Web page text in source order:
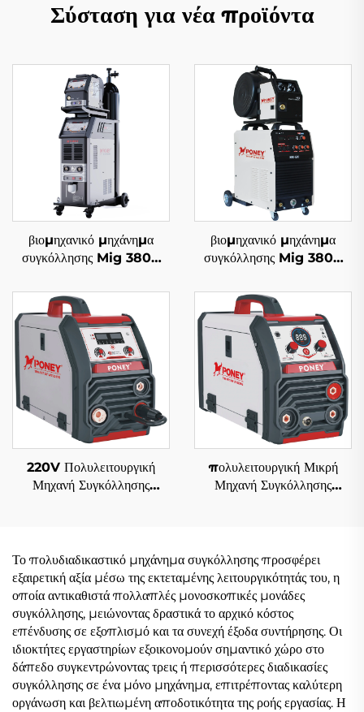
Σύσταση για νέα προϊόντα
βιομηχανικό μηχάνημα
συγκόλλησης Mig 380V
με ψύξη νερού και
συνεργικό σύστημα
βιομηχανικό μηχάνημα
συγκόλλησης Mig 380V
ξεχωριστό τροφοδότη
σύρματος, πολυλειτουργικό
με προστασία αερίου CO2,
μηχάνημα συγκόλλησης
Mig/Mag
220V Πολυλειτουργική
Μηχανή Συγκόλλησης
συνεργικό σύστημα
πολυλειτουργική Μικρή
Μηχανή Συγκόλλησης
Weldr
Το πολυδιαδικαστικό μηχάνημα συγκόλλησης προσφέρει
εξαιρετική αξία μέσω της εκτεταμένης λειτουργικότητάς του, η
οποία αντικαθιστά πολλαπλές μονοσκοπικές μονάδες
συγκόλλησης, μειώνοντας δραστικά το αρχικό κόστος
επένδυσης σε εξοπλισμό και τα συνεχή έξοδα συντήρησης. Οι
ιδιοκτήτες εργαστηρίων εξοικονομούν σημαντικό χώρο στο
δάπεδο συγκεντρώνοντας τρεις ή περισσότερες διαδικασίες
συγκόλλησης σε ένα μόνο μηχάνημα, επιτρέποντας καλύτερη
οργάνωση και βελτιωμένη αποδοτικότητα της ροής εργασίας. Η